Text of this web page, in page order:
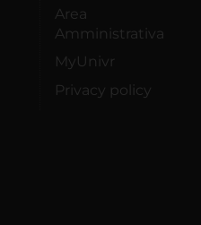
Area
Amministrativa
MyUnivr
Privacy policy